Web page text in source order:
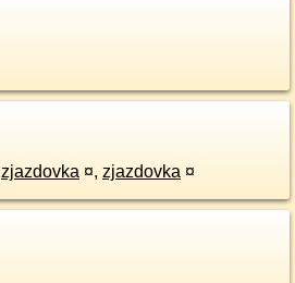
zjazdovka ¤, zjazdovka ¤